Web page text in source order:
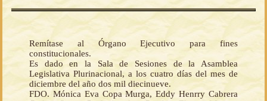
Remítase al Órgano Ejecutivo para fines
constitucionales.
Es dado en la Sala de Sesiones de la Asamblea
Legislativa Plurinacional, a los cuatro días del mes de
diciembre del año dos mil diecinueve.
FDO. Mónica Eva Copa Murga, Eddy Henrry Cabrera